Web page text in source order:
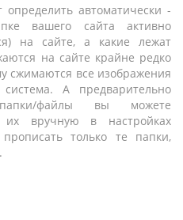
автоматически -
вашего сайта активно
на сайте, а какие лежат
на сайте крайне редко
сжимаются все изображения
А предварительно
файлы вы можете
их вручную в настройках
только те папки,